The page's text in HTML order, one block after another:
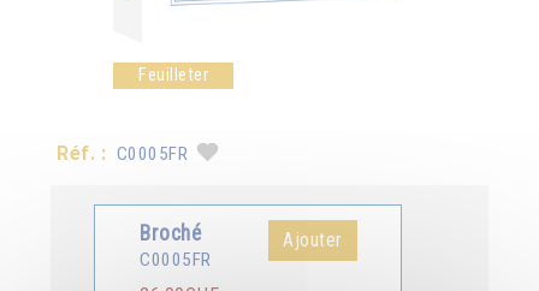
Feuilleter
Réf. : C0005FR
Broché
C0005FR
Ajouter